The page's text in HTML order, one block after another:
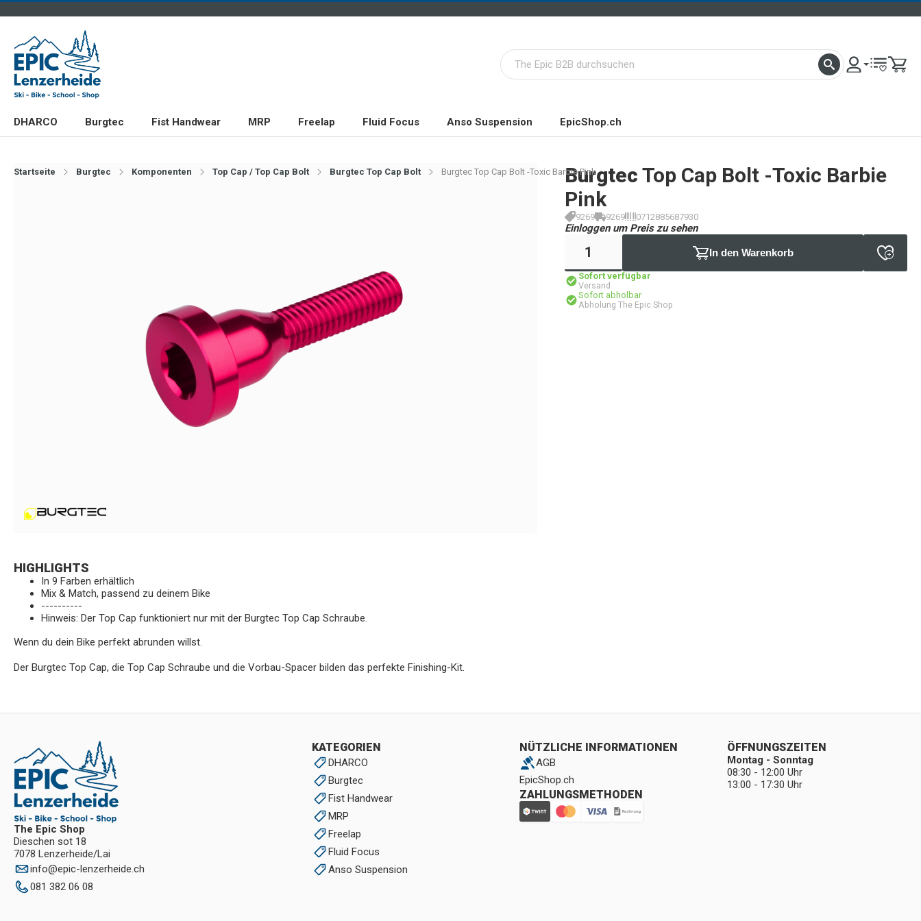
DHARCO Burgtec Fist Handwear MRP Freelap Fluid Focus Anso Suspension EpicShop.ch
Startseite Burgtec Komponenten Top Cap / Top Cap Bolt Burgtec Top Cap Bolt Burgtec Top Cap Bolt -Toxic Barbie PinkBurgtec Top Cap Bolt -Toxic Barbie
Pink
9269 9269 0712885687930
Einloggen um Preis zu sehen
In den Warenkorb
Sofort verfügbar
Versand
Sofort abholbar
Abholung The Epic Shop
HIGHLIGHTS
In 9 Farben erhältlich
Mix & Match, passend zu deinem Bike
----------
Hinweis: Der Top Cap funktioniert nur mit der Burgtec Top Cap Schraube.
Wenn du dein Bike perfekt abrunden willst.
Der Burgtec Top Cap, die Top Cap Schraube und die Vorbau-Spacer bilden das perfekte Finishing-Kit.
The Epic Shop
Dieschen sot 18
7078 Lenzerheide/Lai
info@epic-lenzerheide.ch
081 382 06 08
KATEGORIEN
DHARCO
Burgtec
Fist Handwear
MRP
Freelap
Fluid Focus
Anso Suspension
NÜTZLICHE INFORMATIONEN
AGB
EpicShop.ch
ZAHLUNGSMETHODEN
ÖFFNUNGSZEITEN
Montag - Sonntag
08:30 - 12:00 Uhr
13:00 - 17:30 Uhr